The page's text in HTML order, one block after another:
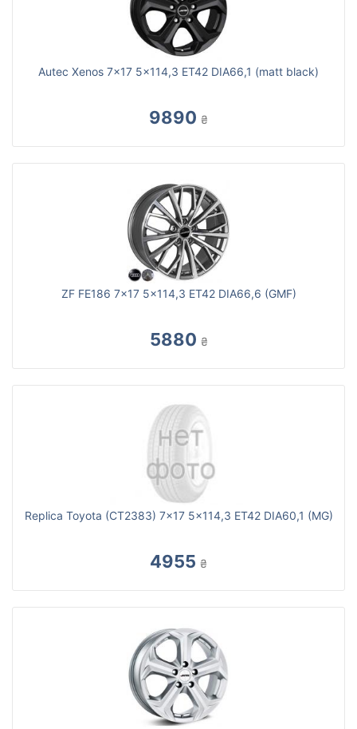
Autec Xenos 7x17 5x114,3 ET42 DIA66,1 (matt black)
9890 ₴
ZF FE186 7x17 5x114,3 ET42 DIA66,6 (GMF)
5880 ₴
Replica Toyota (CT2383) 7x17 5x114,3 ET42 DIA60,1 (MG)
4955 ₴